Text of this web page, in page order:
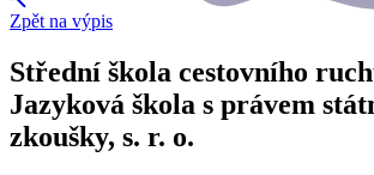
Zpět na výpis
Střední škola cestovního
Jazyková škola s právem
zkoušky, s. r. o.